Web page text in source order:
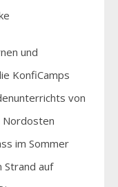
und
KonfiCamps
von
Nordosten
im Sommer
Strand auf